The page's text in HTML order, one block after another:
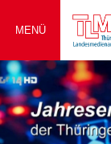
MENÜ